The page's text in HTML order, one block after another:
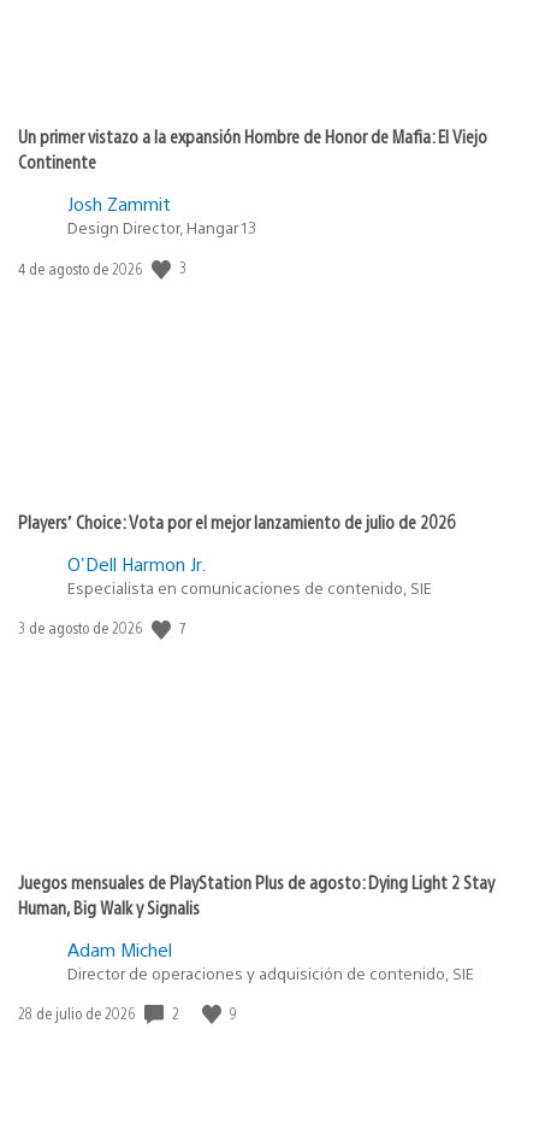
Un primer vistazo a la expansión Hombre de Honor de Mafia: El Viejo
Continente
Josh Zammit
Design Director, Hangar 13
Fecha
4 de agosto de 2026 3
Players’ Choice: Vota por el mejor lanzamiento de julio de 2026
O'Dell Harmon Jr.
Especialista en comunicaciones de contenido, SIE
Fecha
3 de agosto de 2026 7
Juegos mensuales de PlayStation Plus de agosto: Dying Light 2 Stay
Human, Big Walk y Signalis
Adam Michel
Director de operaciones y adquisición de contenido, SIE
Fecha
28 de julio de 2026 2 9